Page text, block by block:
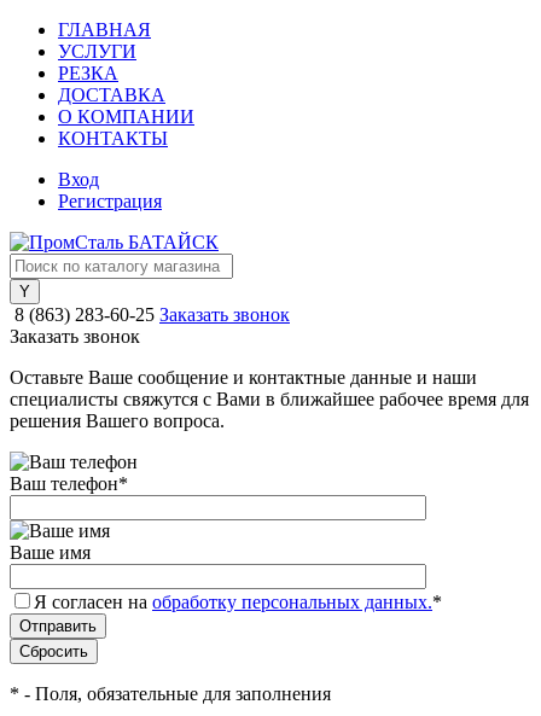
ГЛАВНАЯ
УСЛУГИ
РЕЗКА
ДОСТАВКА
О КОМПАНИИ
КОНТАКТЫ
Вход
Регистрация
8 (863) 283-60-25 Заказать звонок
Заказать звонок
Оставьте Ваше сообщение и контактные данные и наши
специалисты свяжутся с Вами в ближайшее рабочее время для
решения Вашего вопроса.
Ваш телефон*
Ваше имя
Я согласен на обработку персональных данных.*
* - Поля, обязательные для заполнения